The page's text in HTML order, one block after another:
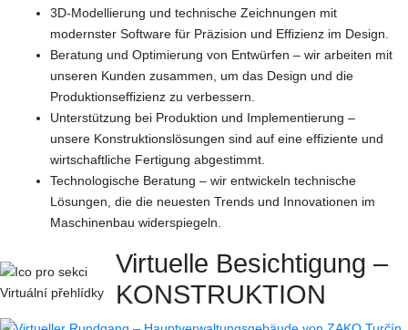
3D-Modellierung und technische Zeichnungen mit
modernster Software für Präzision und Effizienz im Design.
Beratung und Optimierung von Entwürfen – wir arbeiten mit
unseren Kunden zusammen, um das Design und die
Produktionseffizienz zu verbessern.
Unterstützung bei Produktion und Implementierung –
unsere Konstruktionslösungen sind auf eine effiziente und
wirtschaftliche Fertigung abgestimmt.
Technologische Beratung – wir entwickeln technische
Lösungen, die die neuesten Trends und Innovationen im
Maschinenbau widerspiegeln.
Virtuelle Besichtigung –
KONSTRUKTION